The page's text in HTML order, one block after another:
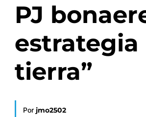
PJ
estrategia
tierra”
Por jmo2502